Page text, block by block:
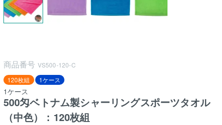
商品番号 VS500-120-C
120枚組
1ケース
1ケース
500匁ベトナム製シャーリングスポーツタオル
（中色）：120枚組